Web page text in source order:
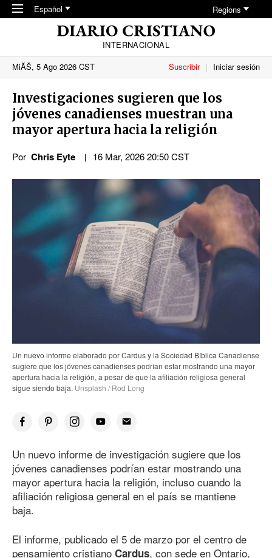
Skip to main content
Español Regions
INTERNACIONAL
MiĂŠ, 5 Ago 2026 CST
Suscribir Iniciar sesión
Investigaciones sugieren que los
jóvenes canadienses muestran una
mayor apertura hacia la religión
Por Chris Eyte 16 Mar, 2026 20:50 CST
Un nuevo informe elaborado por Cardus y la Sociedad Bíblica Canadiense
sugiere que los jóvenes canadienses podrían estar mostrando una mayor
apertura hacia la religión, a pesar de que la afiliación religiosa general
sigue siendo baja. Unsplash / Rod Long
Un nuevo informe de investigación sugiere que los
jóvenes canadienses podrían estar mostrando una
mayor apertura hacia la religión, incluso cuando la
afiliación religiosa general en el país se mantiene
baja.
El informe, publicado el 5 de marzo por el centro de
pensamiento cristiano Cardus, con sede en Ontario,